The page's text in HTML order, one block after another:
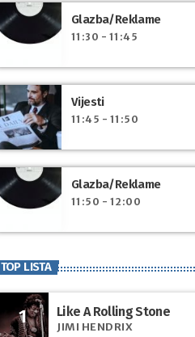
Glazba/Reklame
11:30 - 11:45
Vijesti
11:45 - 11:50
Glazba/Reklame
11:50 - 12:00
TOP LISTA
1 Like A Rolling Stone
JIMI HENDRIX